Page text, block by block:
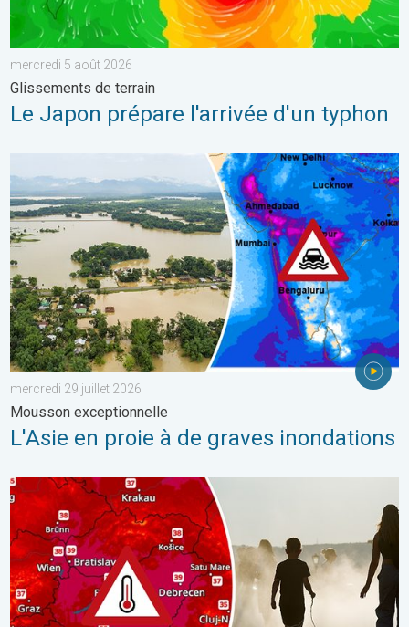
mercredi 5 août 2026
Glissements de terrain
Le Japon prépare l'arrivée d'un typhon
L'Asie en proie à de graves inondations. Mousson
mercredi 29 juillet 2026
Mousson exceptionnelle
L'Asie en proie à de graves inondations
Des températures supérieures à 40°C. Canicule Europe de